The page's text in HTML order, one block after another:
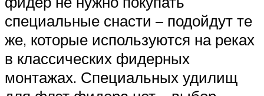
специальные снасти – подойдут те
же, которые используются на реках
в классических фидерных
монтажах. Специальных удилищ